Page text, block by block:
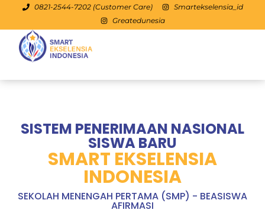
0821-2544-7202 (Customer Care)
Smartekselensia_id
Greatedunesia
SISTEM PENERIMAAN NASIONAL
SISWA BARU
SMART EKSELENSIA
INDONESIA
SEKOLAH MENENGAH PERTAMA (SMP) - BEASISWA
AFIRMASI